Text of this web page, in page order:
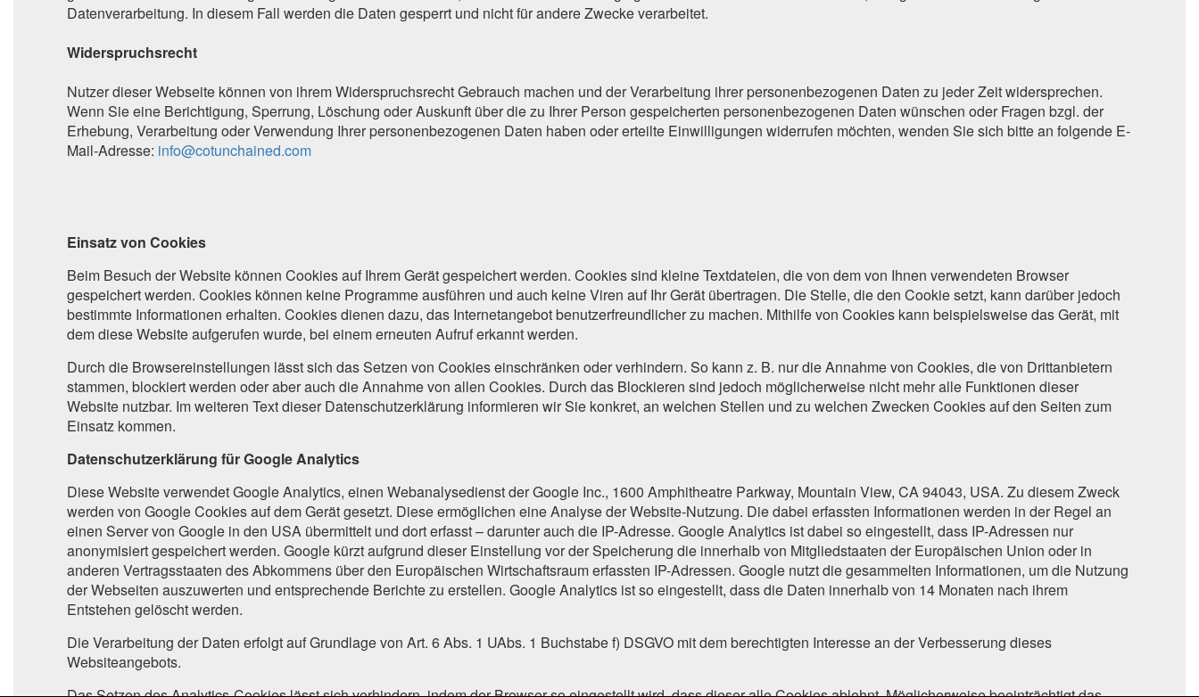
Datenverarbeitung. In diesem Fall werden die Daten gesperrt und nicht für andere Zwecke verarbeitet.
Widerspruchsrecht
Nutzer dieser Webseite können von ihrem Widerspruchsrecht Gebrauch machen und der Verarbeitung ihrer personenbezogenen Daten zu jeder Zeit widersprechen.
Wenn Sie eine Berichtigung, Sperrung, Löschung oder Auskunft über die zu Ihrer Person gespeicherten personenbezogenen Daten wünschen oder Fragen bzgl. der
Erhebung, Verarbeitung oder Verwendung Ihrer personenbezogenen Daten haben oder erteilte Einwilligungen widerrufen möchten, wenden Sie sich bitte an folgende E-
Mail-Adresse: info@cotunchained.com
Einsatz von Cookies
Beim Besuch der Website können Cookies auf Ihrem Gerät gespeichert werden. Cookies sind kleine Textdateien, die von dem von Ihnen verwendeten Browser
gespeichert werden. Cookies können keine Programme ausführen und auch keine Viren auf Ihr Gerät übertragen. Die Stelle, die den Cookie setzt, kann darüber jedoch
bestimmte Informationen erhalten. Cookies dienen dazu, das Internetangebot benutzerfreundlicher zu machen. Mithilfe von Cookies kann beispielsweise das Gerät, mit
dem diese Website aufgerufen wurde, bei einem erneuten Aufruf erkannt werden.
Durch die Browsereinstellungen lässt sich das Setzen von Cookies einschränken oder verhindern. So kann z. B. nur die Annahme von Cookies, die von Drittanbietern
stammen, blockiert werden oder aber auch die Annahme von allen Cookies. Durch das Blockieren sind jedoch möglicherweise nicht mehr alle Funktionen dieser
Website nutzbar. Im weiteren Text dieser Datenschutzerklärung informieren wir Sie konkret, an welchen Stellen und zu welchen Zwecken Cookies auf den Seiten zum
Einsatz kommen.
Datenschutzerklärung für Google Analytics
Diese Website verwendet Google Analytics, einen Webanalysedienst der Google Inc., 1600 Amphitheatre Parkway, Mountain View, CA 94043, USA. Zu diesem Zweck
werden von Google Cookies auf dem Gerät gesetzt. Diese ermöglichen eine Analyse der Website-Nutzung. Die dabei erfassten Informationen werden in der Regel an
einen Server von Google in den USA übermittelt und dort erfasst – darunter auch die IP-Adresse. Google Analytics ist dabei so eingestellt, dass IP-Adressen nur
anonymisiert gespeichert werden. Google kürzt aufgrund dieser Einstellung vor der Speicherung die innerhalb von Mitgliedstaaten der Europäischen Union oder in
anderen Vertragsstaaten des Abkommens über den Europäischen Wirtschaftsraum erfassten IP-Adressen. Google nutzt die gesammelten Informationen, um die Nutzung
der Webseiten auszuwerten und entsprechende Berichte zu erstellen. Google Analytics ist so eingestellt, dass die Daten innerhalb von 14 Monaten nach ihrem
Entstehen gelöscht werden.
Die Verarbeitung der Daten erfolgt auf Grundlage von Art. 6 Abs. 1 UAbs. 1 Buchstabe f) DSGVO mit dem berechtigten Interesse an der Verbesserung dieses
Websiteangebots.